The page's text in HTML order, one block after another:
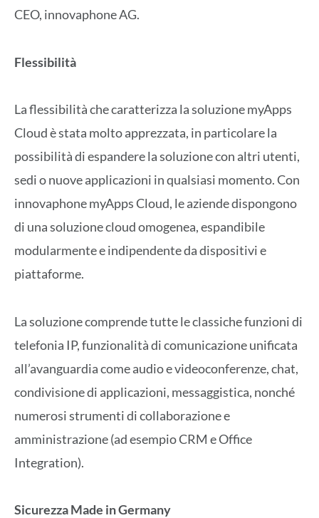
CEO, innovaphone AG.
Flessibilità
La flessibilità che caratterizza la soluzione myApps
Cloud è stata molto apprezzata, in particolare la
possibilità di espandere la soluzione con altri utenti,
sedi o nuove applicazioni in qualsiasi momento. Con
innovaphone myApps Cloud, le aziende dispongono
di una soluzione cloud omogenea, espandibile
modularmente e indipendente da dispositivi e
piattaforme.
La soluzione comprende tutte le classiche funzioni di
telefonia IP, funzionalità di comunicazione unificata
all’avanguardia come audio e videoconferenze, chat,
condivisione di applicazioni, messaggistica, nonché
numerosi strumenti di collaborazione e
amministrazione (ad esempio CRM e Office
Integration).
Sicurezza Made in Germany